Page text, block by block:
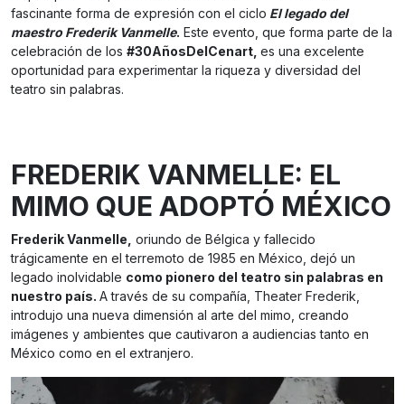
fascinante forma de expresión con el ciclo El legado del
maestro Frederik Vanmelle. Este evento, que forma parte de la
celebración de los #30AñosDelCenart, es una excelente
oportunidad para experimentar la riqueza y diversidad del
teatro sin palabras.
FREDERIK VANMELLE: EL
MIMO QUE ADOPTÓ MÉXICO
Frederik Vanmelle, oriundo de Bélgica y fallecido
trágicamente en el terremoto de 1985 en México, dejó un
legado inolvidable como pionero del teatro sin palabras en
nuestro país. A través de su compañía, Theater Frederik,
introdujo una nueva dimensión al arte del mimo, creando
imágenes y ambientes que cautivaron a audiencias tanto en
México como en el extranjero.